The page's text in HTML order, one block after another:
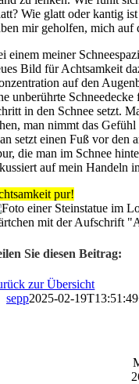
Wie glatt oder kan­tig
mir gehol­fen, mich auf
einem mei­ner
Bild für Acht­sam­keit
auf den
unbe­rühr­te
in den Schnee setzt.
man nimmt das
setzt einen Fuß vor den
die man im Schnee
auf mein Han­deln
pur!
Sie die­sen Bei­trag:
zur Über­sicht
sepp2025-02-